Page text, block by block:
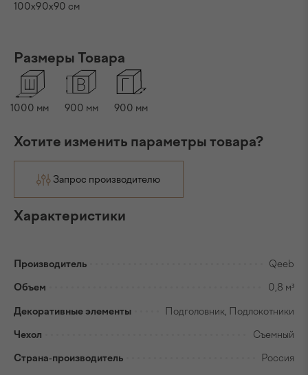
100x90x90 см
Размеры Товара
1000 мм 900 мм 900 мм
Хотите изменить параметры товара?
Запрос производителю
Характеристики
Производитель Qeeb
Объем 0,8 м³
Декоративные элементы Подголовник, Подлокотники
Чехол Съемный
Страна-производитель Россия